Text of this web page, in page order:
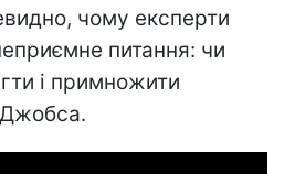
чому експерти
питання: чи
і примножити